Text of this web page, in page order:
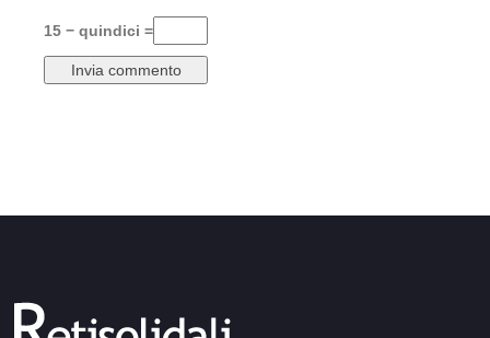
15 − quindici =